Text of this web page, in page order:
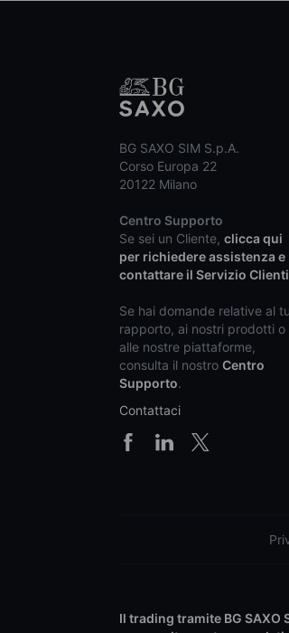
BG SAXO SIM S.p.A.
Corso Europa 22
20122 Milano
Centro Supporto
Se sei un Cliente, clicca qui
per richiedere assistenza e
contattare il Servizio Clienti
Se hai domande relative al
rapporto, ai nostri prodotti o
alle nostre piattaforme,
consulta il nostro Centro
Supporto.
Contattaci
Il trading tramite BG